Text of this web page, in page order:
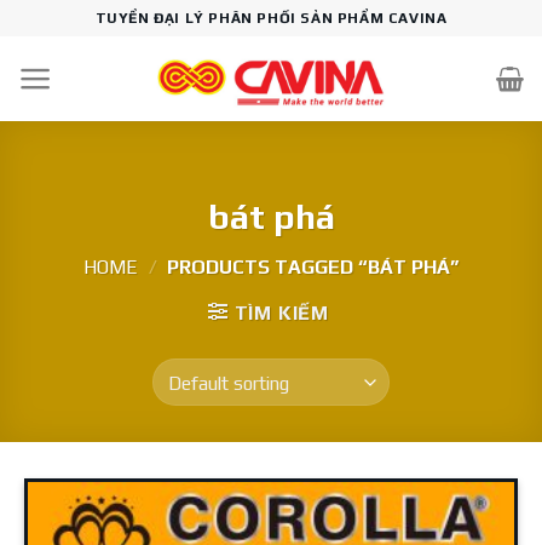
content
TUYỂN ĐẠI LÝ PHÂN PHỐI SẢN PHẨM CAVINA
bát phá
HOME / PRODUCTS TAGGED “BÁT PHÁ”
TÌM KIẾM